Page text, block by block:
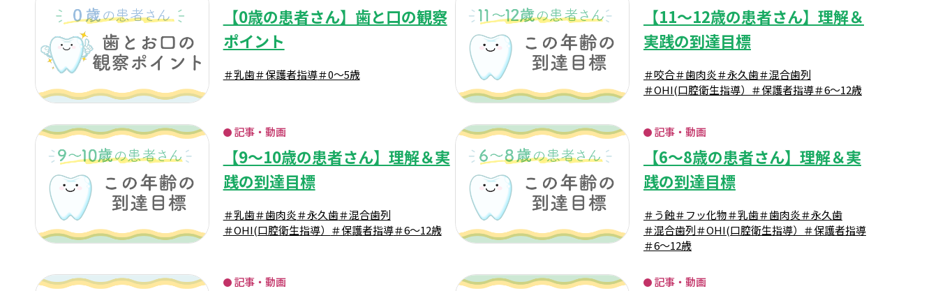
活動実績
【0歳の患者さん】歯と口の観察
ポイント
＃乳歯＃保護者指導＃0～5歳
【11～12歳の患者さん】理解＆
実践の到達目標
＃咬合＃歯肉炎＃永久歯＃混合歯列
＃OHI(口腔衛生指導） ＃保護者指導＃6～12歳
記事・動画
【9～10歳の患者さん】理解＆実
践の到達目標
＃乳歯＃歯肉炎＃永久歯＃混合歯列
＃OHI(口腔衛生指導） ＃保護者指導＃6～12歳
記事・動画
【6～8歳の患者さん】理解＆実
践の到達目標
＃う蝕＃フッ化物＃乳歯＃歯肉炎＃永久歯
＃混合歯列＃OHI(口腔衛生指導） ＃保護者指導
＃6～12歳
記事・動画 記事・動画